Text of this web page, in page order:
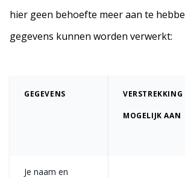
hier geen behoefte meer aan te
gegevens kunnen worden verwerkt:
GEGEVENS VERSTREKKING
MOGELIJK AAN
Je naam en